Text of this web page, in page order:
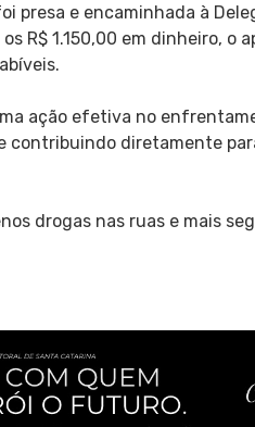
presa e encaminhada à
R$ 1.150,00 em dinheiro, o
ação efetiva no
contribuindo diretamente
drogas nas ruas e mais